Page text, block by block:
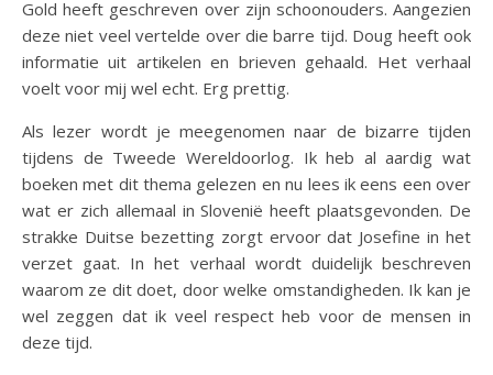
Gold heeft geschreven over zijn schoonouders. Aangezien
deze niet veel vertelde over die barre tijd. Doug heeft ook
informatie uit artikelen en brieven gehaald. Het verhaal
voelt voor mij wel echt. Erg prettig.
Als lezer wordt je meegenomen naar de bizarre tijden
tijdens de Tweede Wereldoorlog. Ik heb al aardig wat
boeken met dit thema gelezen en nu lees ik eens een over
wat er zich allemaal in Slovenië heeft plaatsgevonden. De
strakke Duitse bezetting zorgt ervoor dat Josefine in het
verzet gaat. In het verhaal wordt duidelijk beschreven
waarom ze dit doet, door welke omstandigheden. Ik kan je
wel zeggen dat ik veel respect heb voor de mensen in
deze tijd.